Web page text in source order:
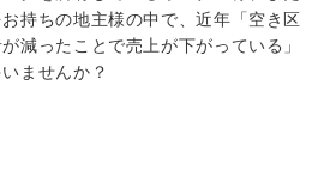
持ちの地主様の中で、近年「空き区
減ったことで売上が下がっている」
ませんか？